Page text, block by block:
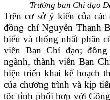
Trưởng ban Chỉ đạo
Trên cơ sở ý kiến của
đồng chí Nguyễn Thanh
biểu và thống nhất phân
viên Ban Chỉ đạo;
ngành, thành viên Ban
hiện triển khai kế hoạch
của chương trình và kịp
tộc tỉnh phối hợp với